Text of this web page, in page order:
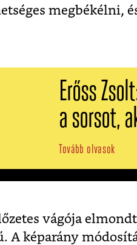
megbékélni,
Erőss
a sorsot,
Tovább olvasok
vágója
A képarány